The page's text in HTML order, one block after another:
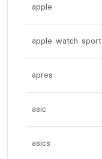
apple
apple watch sport
apres
asic
asics